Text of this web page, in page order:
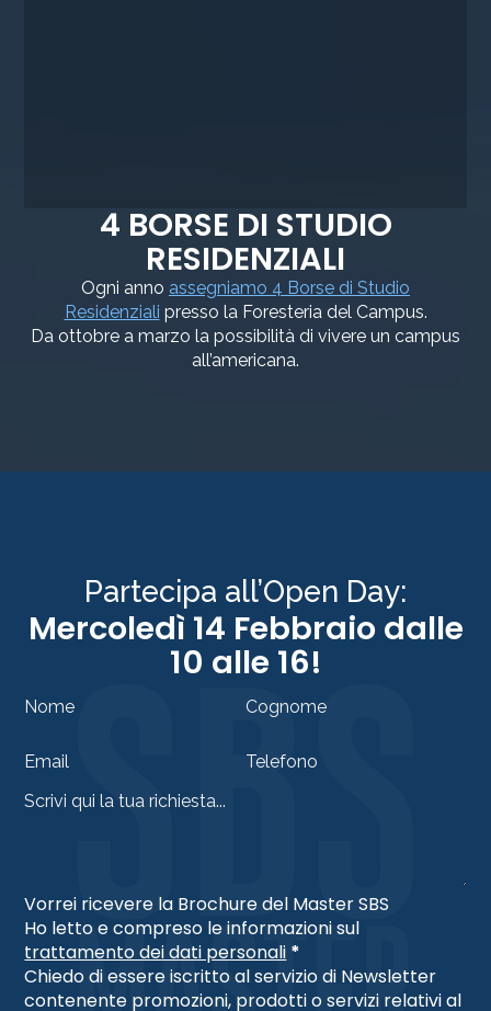
4 BORSE DI STUDIO
RESIDENZIALI
Ogni anno assegniamo 4 Borse di Studio
Residenziali presso la Foresteria del Campus.
Da ottobre a marzo la possibilità di vivere un campus
all’americana.
Partecipa all’Open Day:
Mercoledì 14 Febbraio dalle
10 alle 16!
Vorrei ricevere la Brochure del Master SBS
Ho letto e compreso le informazioni sul
trattamento dei dati personali *
Chiedo di essere iscritto al servizio di Newsletter
contenente promozioni, prodotti o servizi relativi al